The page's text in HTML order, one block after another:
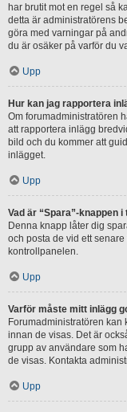
har brutit mot en regel så
detta är administratörens
göra med varningar på
du är osäker på varför du
Upp
Hur kan jag rapportera
Om forumadministratören
att rapportera inlägg
bild och du kommer att
inlägget.
Upp
Vad är “Spara”-knappen
Denna knapp låter dig
och posta de vid ett senare
kontrollpanelen.
Upp
Varför måste mitt inlägg
Forumadministratören
innan de visas. Det är
grupp av användare som
de visas. Kontakta
Upp